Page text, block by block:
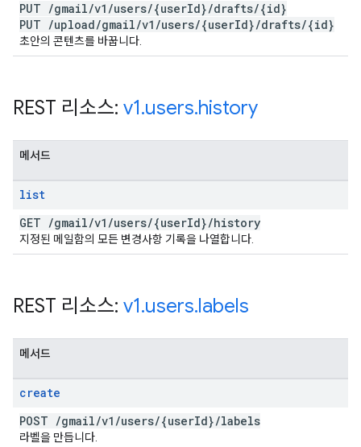
PUT /gmail/v1 /users/{userId}/drafts/{id}
PUT /upload/gmail/v1 /users/{userId}/drafts/{id}
초안의 콘텐츠를 바꿉니다.
REST 리소스: v1.users.history
메서드
list
GET /gmail/v1 /users/{userId}/history
지정된 메일함의 모든 변경사항 기록을 나열합니다.
REST 리소스: v1.users.labels
메서드
create
POST /gmail/v1 /users/{userId}/labels
라벨을 만듭니다.